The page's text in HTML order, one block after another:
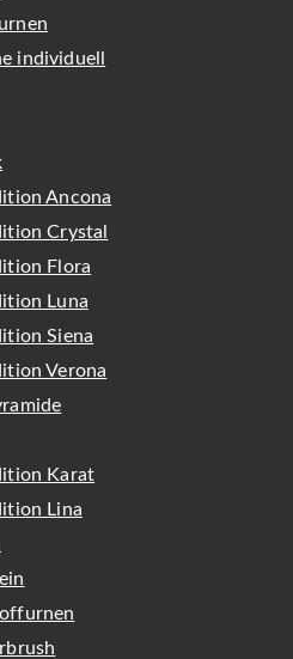
individuell
Ancona
Crystal
Flora
Luna
Siena
Verona
Karat
Lina